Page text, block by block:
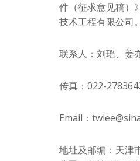
件（征求意见稿）
技术工程有限公司。
联系人：刘瑶、姜
传真：022-
Email：
地址及邮编：天津